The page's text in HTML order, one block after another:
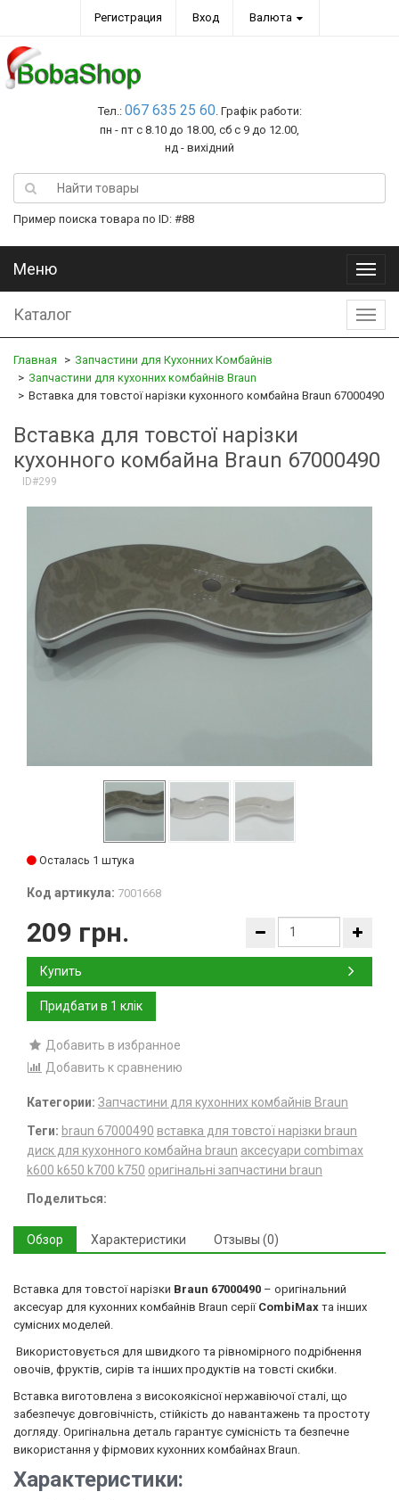
Регистрация Вход Валюта
Тел.: 067 635 25 60. Графік работи:
пн - пт с 8.10 до 18.00, сб с 9 до 12.00,
нд - вихідний
Пример поиска товара по ID: #88
Меню
Меню
Каталог
Главная
Запчастини для Кухонних Комбайнів
Запчастини для кухонних комбайнів Braun
Вставка для товстої нарізки кухонного комбайна Braun 67000490
Вставка для товстої нарізки
кухонного комбайна Braun 67000490
ID#299
Осталась 1 штука
Код артикула: 7001668
209 грн.
Купить
Добавить в избранное
Добавить к сравнению
Категории: Запчастини для кухонних комбайнів Braun
Теги: braun 67000490 вставка для товстої нарізки braun
диск для кухонного комбайна braun аксесуари combimax
k600 k650 k700 k750 оригінальні запчастини braun
Поделиться:
Обзор Характеристики Отзывы (0)
Вставка для товстої нарізки Braun 67000490 – оригінальний
аксесуар для кухонних комбайнів Braun серії CombiMax та інших
сумісних моделей.
Використовується для швидкого та рівномірного подрібнення
овочів, фруктів, сирів та інших продуктів на товсті скибки.
Вставка виготовлена з високоякісної нержавіючої сталі, що
забезпечує довговічність, стійкість до навантажень та простоту
догляду. Оригінальна деталь гарантує сумісність та безпечне
використання у фірмових кухонних комбайнах Braun.
Характеристики: